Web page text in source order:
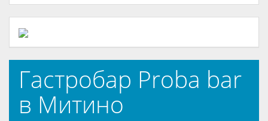
Гастробар Proba bar
в Митино